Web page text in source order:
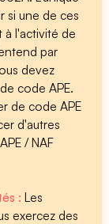
si une de ces
à l'activité de
par
devez
code APE.
de code APE
d'autres
/ NAF
:Les
exercez des